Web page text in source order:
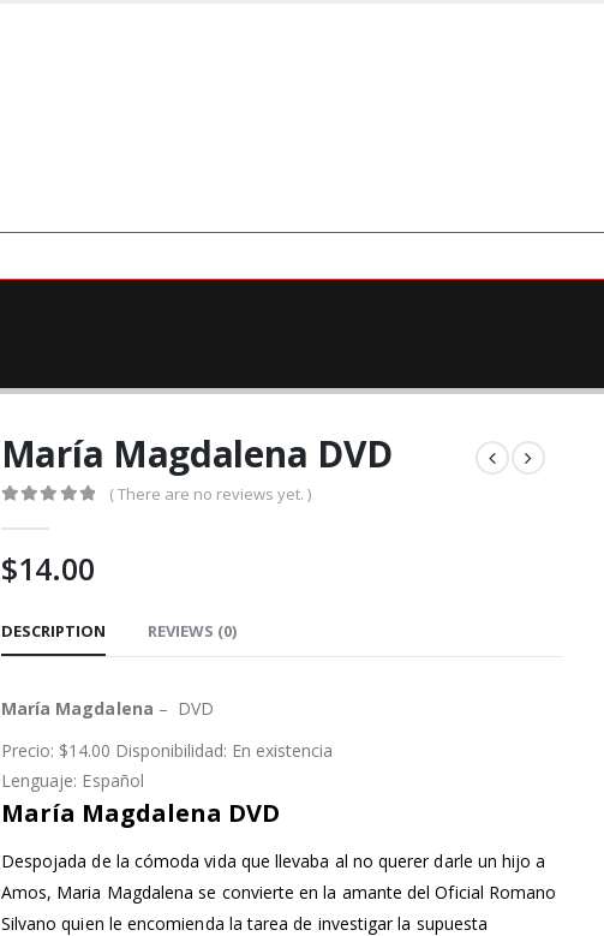
María Magdalena DVD
( There are no reviews yet. )
$14.00
DESCRIPTION REVIEWS (0)
María Magdalena – DVD
Precio: $14.00 Disponibilidad: En existencia
Lenguaje: Español
María Magdalena DVD
Despojada de la cómoda vida que llevaba al no querer darle un hijo a
Amos, Maria Magdalena se convierte en la amante del Oficial Romano
Silvano quien le encomienda la tarea de investigar la supuesta